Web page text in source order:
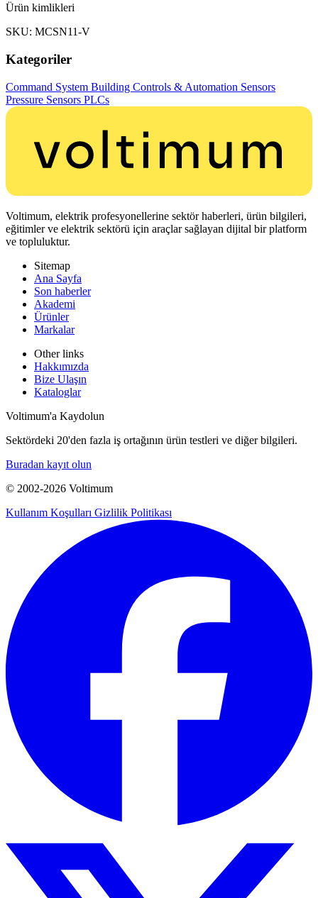
Ürün kimlikleri
SKU: MCSN11-V
Kategoriler
Command System Building Controls & Automation Sensors
Pressure Sensors PLCs
Voltimum, elektrik profesyonellerine sektör haberleri, ürün bilgileri,
eğitimler ve elektrik sektörü için araçlar sağlayan dijital bir platform
ve topluluktur.
Sitemap
Ana Sayfa
Son haberler
Akademi
Ürünler
Markalar
Other links
Hakkımızda
Bize Ulaşın
Kataloglar
Voltimum'a Kaydolun
Sektördeki 20'den fazla iş ortağının ürün testleri ve diğer bilgileri.
Buradan kayıt olun
© 2002-2026 Voltimum
Kullanım Koşulları Gizlilik Politikası